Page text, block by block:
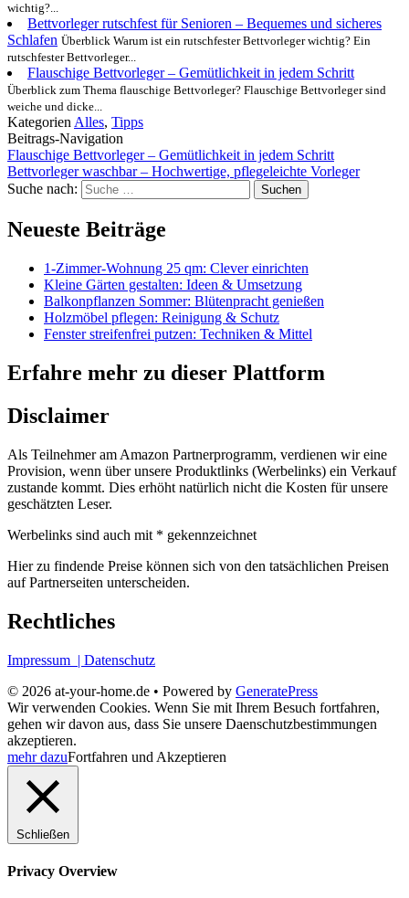
wichtig?...
Bettvorleger rutschfest für Senioren – Bequemes und sicheres
Schlafen Überblick Warum ist ein rutschfester Bettvorleger wichtig? Ein
rutschfester Bettvorleger...
Flauschige Bettvorleger – Gemütlichkeit in jedem Schritt
Überblick zum Thema flauschige Bettvorleger? Flauschige Bettvorleger sind
weiche und dicke...
Kategorien Alles, Tipps
Beitrags-Navigation
Flauschige Bettvorleger – Gemütlichkeit in jedem Schritt
Bettvorleger waschbar – Hochwertige, pflegeleichte Vorleger
Suche nach:
Neueste Beiträge
1-Zimmer-Wohnung 25 qm: Clever einrichten
Kleine Gärten gestalten: Ideen & Umsetzung
Balkonpflanzen Sommer: Blütenpracht genießen
Holzmöbel pflegen: Reinigung & Schutz
Fenster streifenfrei putzen: Techniken & Mittel
Erfahre mehr zu dieser Plattform
Disclaimer
Als Teilnehmer am Amazon Partnerprogramm, verdienen wir eine
Provision, wenn über unsere Produktlinks (Werbelinks) ein Verkauf
zustande kommt. Dies erhöht natürlich nicht die Kosten für unsere
geschätzten Leser.
Werbelinks sind auch mit * gekennzeichnet
Hier zu findende Preise können sich von den tatsächlichen Preisen
auf Partnerseiten unterscheiden.
Rechtliches
Impressum | Datenschutz
© 2026 at-your-home.de • Powered by GeneratePress
Wir verwenden Cookies. Wenn Sie mit Ihrem Besuch fortfahren,
gehen wir davon aus, dass Sie unsere Daenschutzbestimmungen
akzeptieren.
mehr dazuFortfahren und Akzeptieren
Schließen
Privacy Overview